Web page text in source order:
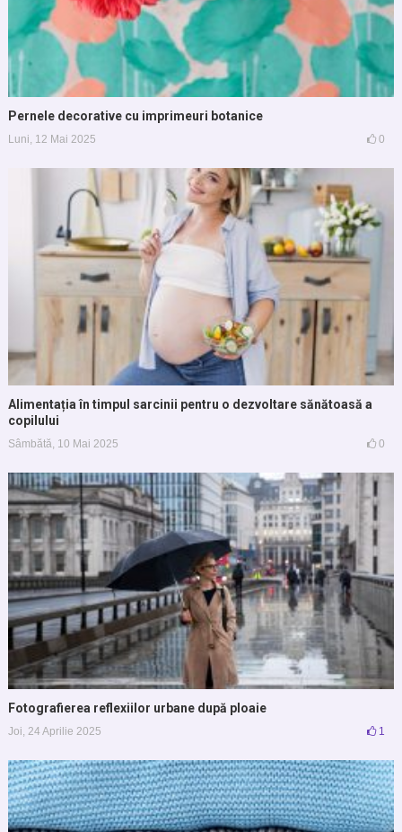
Pernele decorative cu imprimeuri botanice
Luni, 12 Mai 2025 0
Alimentația în timpul sarcinii pentru o dezvoltare sănătoasă a
copilului
Sâmbătă, 10 Mai 2025 0
Fotografierea reflexiilor urbane după ploaie
Joi, 24 Aprilie 2025 1